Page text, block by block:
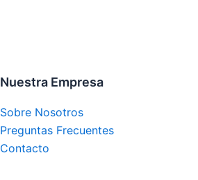
Nuestra Empresa
Sobre Nosotros
Preguntas Frecuentes
Contacto